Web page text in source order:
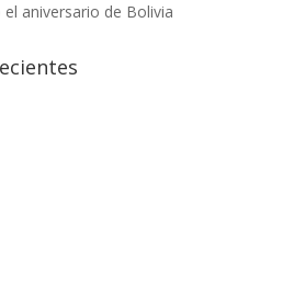
aniversario de Bolivia